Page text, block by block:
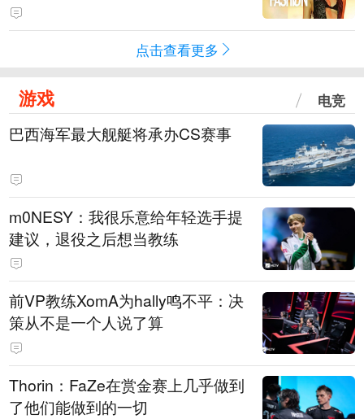
点击查看更多
游戏 电竞
巴西海军最大舰艇将承办CS赛事
m0NESY：我很乐意给年轻选手提
建议，退役之后想当教练
前VP教练XomA为hally鸣不平：决
策从不是一个人说了算
Thorin：FaZe在赏金赛上几乎做到
了他们能做到的一切